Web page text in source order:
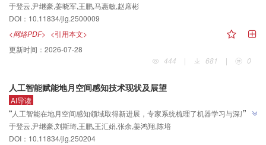
改写。但您提供的#论文摘要#部分是空的，没有具体内容。请提供论文摘要的
具体内容，我将按照以下要求为您改写：- 采用新闻播报视角- 保留模板中""原文
部分- 不含"科技新闻""本文"字样- 去掉/等符号- 不超过50字
于登云,尹继豪,姜晓军,王鹏,马惠敏,赵席彬
DOI： 10.11834/jig.2500009
<网络PDF> <引用本文>
更新时间： 2026-07-28
444
| 681 | 0
人工智能赋能地月空间感知技术现状及展望
AI导读
“人工智能在地月空间感知领域取得新进展，专家系统梳理了机器学习与深度学
习在目标检测、轨道定轨中的应用，为构建全天候智能感知体系奠定了基础。
”
于登云,尹继豪,刘斯琦,王鹏,王汇娟,张余,姜鸿翔,陈培
DOI： 10.11834/jig.250204